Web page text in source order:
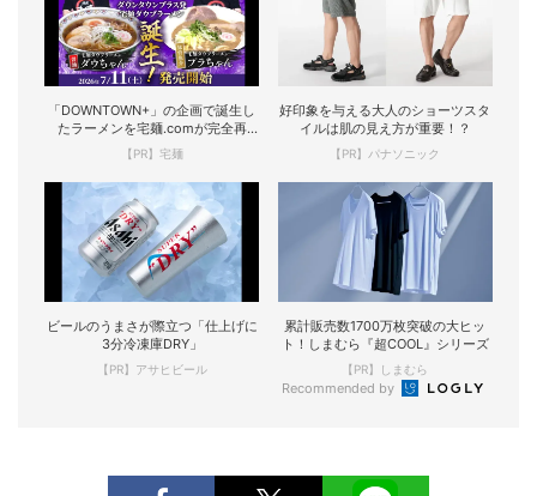
「DOWNTOWN+」の企画で誕生し
たラーメンを宅麺.comが完全再
現！
【PR】宅麺
好印象を与える大人のショーツスタ
イルは肌の見え方が重要！？
【PR】パナソニック
ビールのうまさが際立つ「仕上げに
3分冷凍庫DRY」
【PR】アサヒビール
累計販売数1700万枚突破の大ヒッ
ト！しまむら『超COOL』シリーズ
【PR】しまむら
Recommended by